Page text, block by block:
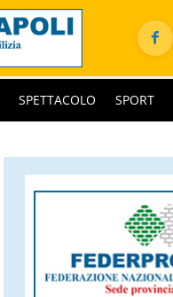
SPETTACOLO SPORT